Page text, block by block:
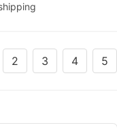
2 3 4 5